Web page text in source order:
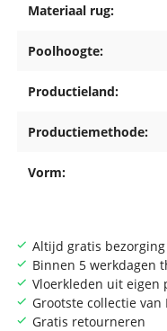
Altijd gratis bezorging
Binnen 5 werkdagen
Vloerkleden uit eigen
Grootste collectie van
Gratis retourneren
Materiaal rug:
Poolhoogte:
Productieland:
Productiemethode:
Vorm: